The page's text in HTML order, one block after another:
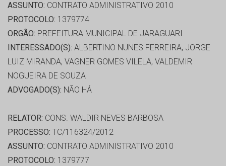
ASSUNTO: CONTRATO ADMINISTRATIVO 2010
PROTOCOLO: 1379774
ORGÃO: PREFEITURA MUNICIPAL DE JARAGUARI
INTERESSADO(S): ALBERTINO NUNES FERREIRA, JORGE
LUIZ MIRANDA, VAGNER GOMES VILELA, VALDEMIR
NOGUEIRA DE SOUZA
ADVOGADO(S): NÃO HÁ
RELATOR: CONS. WALDIR NEVES BARBOSA
PROCESSO: TC/116324/2012
ASSUNTO: CONTRATO ADMINISTRATIVO 2010
PROTOCOLO: 1379777